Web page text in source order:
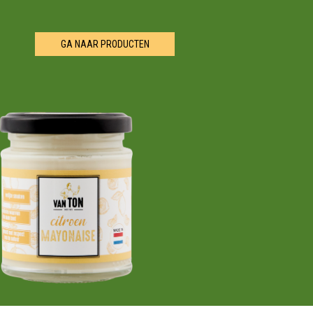
GA NAAR PRODUCTEN